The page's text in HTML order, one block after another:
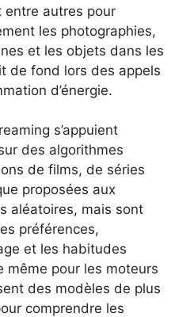
entre autres pour
les photographies,
et les objets dans les
de fond lors des appels
d’énergie.
s’appuient
des algorithmes
de films, de séries
proposées aux
aléatoires, mais sont
préférences,
et les habitudes
même pour les moteurs
des modèles de plus
comprendre les